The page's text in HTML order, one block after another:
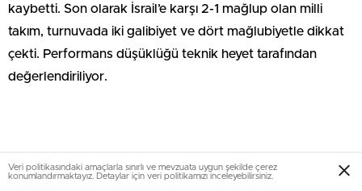
kaybetti. Son olarak İsrail’e karşı 2-1 mağlup olan milli
takım, turnuvada iki galibiyet ve dört mağlubiyetle dikkat
çekti. Performans düşüklüğü teknik heyet tarafından
değerlendiriliyor.
Veri politikasındaki amaçlarla sınırlı ve mevzuata uygun şekilde çerez
konumlandırmaktayız. Detaylar için veri politikamızı inceleyebilirsiniz.